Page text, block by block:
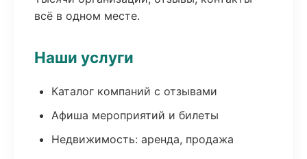
всё в одном месте.
Наши услуги
Каталог компаний с отзывами
Афиша мероприятий и билеты
Недвижимость: аренда, продажа